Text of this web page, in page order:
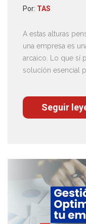
Por: TAS
A estas alturas
una empresa es
arcaico. Lo que sí
solución esencial
Seguir